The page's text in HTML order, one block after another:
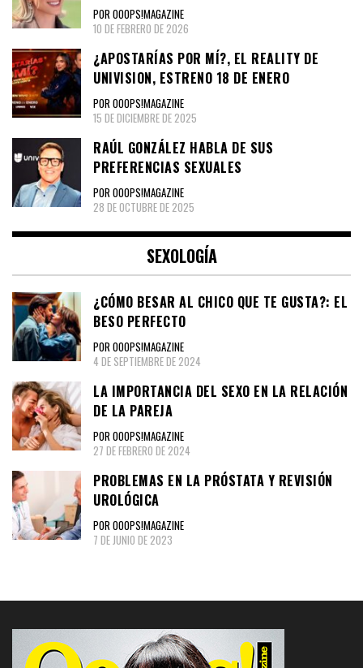
POR OOOPS!MAGAZINE
10 DE FEBRERO DE 2026
¿APOSTARÍAS POR MÍ?, EL REALITY DE
UNIVISION, ESTRENO 18 DE ENERO
POR OOOPS!MAGAZINE
15 DE DICIEMBRE DE 2025
RAÚL GONZÁLEZ HABLA DE SUS
PREFERENCIAS SEXUALES
POR OOOPS!MAGAZINE
28 DE OCTUBRE DE 2025
SEXOLOGÍA
¿CÓMO BESAR AL CHICO QUE TE GUSTA?: EL
BESO PERFECTO
POR OOOPS!MAGAZINE
4 DE SEPTIEMBRE DE 2024
LA IMPORTANCIA DEL SEXO EN LA RELACIÓN
DE LA PAREJA
POR OOOPS!MAGAZINE
27 DE FEBRERO DE 2024
PROBLEMAS EN LA PRÓSTATA Y REVISIÓN
UROLÓGICA
POR OOOPS!MAGAZINE
7 DE JUNIO DE 2023